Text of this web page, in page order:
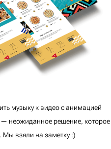
музыку к видео с анимацией
неожиданное решение, которое
взяли на заметку :)